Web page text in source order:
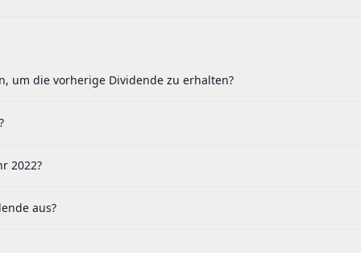
um die vorherige Dividende zu erhalten?
2022?
aus?